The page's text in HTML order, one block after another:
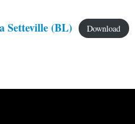
Setteville (BL) Download